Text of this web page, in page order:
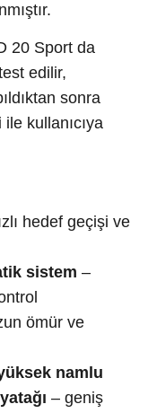
20 Sport da
edilir,
sonra
ile kullanıcıya
hedef geçişi ve
sistem –
ömür ve
namlu
– geniş